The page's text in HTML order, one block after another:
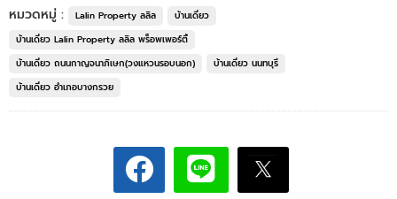
หมวดหมู่ :
Lalin Property ลลิล
บ้านเดี่ยว
บ้านเดี่ยว Lalin Property ลลิล พร็อพเพอร์ตี้
บ้านเดี่ยว ถนนกาญจนาภิเษก(วงแหวนรอบนอก)
บ้านเดี่ยว นนทบุรี
บ้านเดี่ยว อำเภอบางกรวย